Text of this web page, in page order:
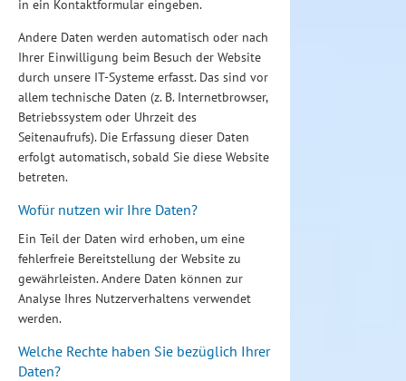
in ein Kontaktformular eingeben.
Andere Daten werden automatisch oder nach
Ihrer Einwilligung beim Besuch der Website
durch unsere IT-Systeme erfasst. Das sind vor
allem technische Daten (z. B. Internetbrowser,
Betriebssystem oder Uhrzeit des
Seitenaufrufs). Die Erfassung dieser Daten
erfolgt automatisch, sobald Sie diese Website
betreten.
Wofür nutzen wir Ihre Daten?
Ein Teil der Daten wird erhoben, um eine
fehlerfreie Bereitstellung der Website zu
gewährleisten. Andere Daten können zur
Analyse Ihres Nutzerverhaltens verwendet
werden.
Welche Rechte haben Sie bezüglich Ihrer
Daten?